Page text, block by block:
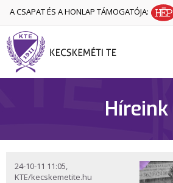
A CSAPAT ÉS A HONLAP TÁMOGATÓJA:
Híreink
24-10-11 11:05,
KTE/kecskemetite.hu